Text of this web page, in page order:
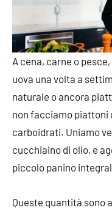
A cena, carne o
uova una volta a
naturale o ancora
non facciamo piattoni
carboidrati. Uniamo
cucchiaino di olio, e
piccolo panino
Queste quantità sono